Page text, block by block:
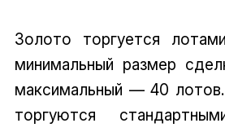
Золото торгуется
минимальный размер
максимальный — 40
торгуются